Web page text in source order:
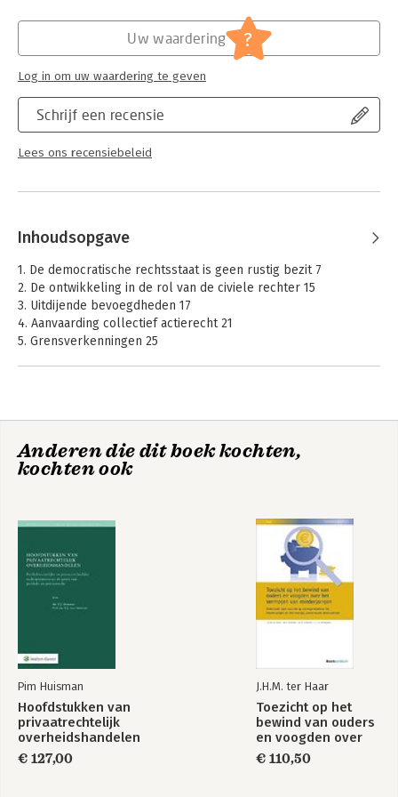
Burgerlijk recht overige
Serie:
Montaigne Centrum
Schrijf een recensie
Lees ons recensiebeleid
Uw waardering ?
Log in om uw waardering te geven
Inhoudsopgave
1. De democratische rechtsstaat is geen rustig bezit 7
2. De ontwikkeling in de rol van de civiele rechter 15
3. Uitdijende bevoegdheden 17
4. Aanvaarding collectief actierecht 21
5. Grensverkenningen 25
Anderen die dit boek kochten,
kochten ook
Pim Huisman
Hoofdstukken van
privaatrechtelijk
overheidshandelen
€ 127,00
J.H.M. ter Haar
Toezicht op het
bewind van ouders
en voogden over
het vermogen van
minderjarigen
€ 110,50